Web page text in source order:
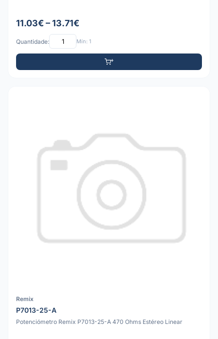
11.03€ – 13.71€
Quantidade: Mín: 1
Remix
P7013-25-A
Potenciómetro Remix P7013-25-A 470 Ohms Estéreo Linear